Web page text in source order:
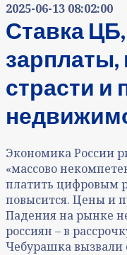
2025-06-13 08:02:00
Ставка
страсти и
Экономика России
«массово
платить цифровым
повысится. Цены и
Падения на рынке
россиян – в
Чебурашка вызвали